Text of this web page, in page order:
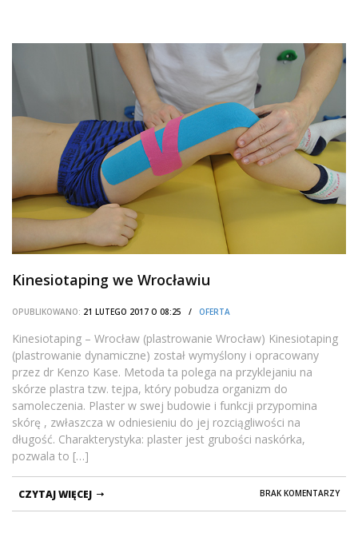
Kinesiotaping we Wrocławiu
OPUBLIKOWANO: 21 LUTEGO 2017 O 08:25 / OFERTA
Kinesiotaping – Wrocław (plastrowanie Wrocław) Kinesiotaping
(plastrowanie dynamiczne) został wymyślony i opracowany
przez dr Kenzo Kase. Metoda ta polega na przyklejaniu na
skórze plastra tzw. tejpa, który pobudza organizm do
samoleczenia. Plaster w swej budowie i funkcji przypomina
skórę , zwłaszcza w odniesieniu do jej rozciągliwości na
długość. Charakterystyka: plaster jest grubości naskórka,
pozwala to […]
BRAK KOMENTARZY
CZYTAJ WIĘCEJ